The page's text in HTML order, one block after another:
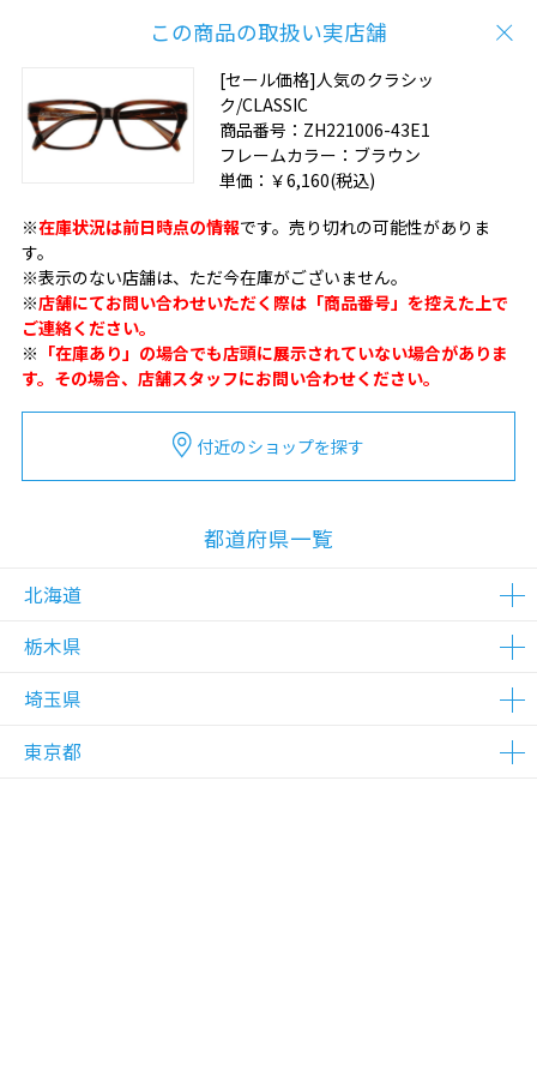
この商品の取扱い実店舗
[セール価格]人気のクラシッ
ク/CLASSIC
商品番号： ZH221006-43E1
フレームカラー： ブラウン
単価： ￥6,160(税込)
※在庫状況は前日時点の情報です。売り切れの可能性がありま
す。
※表示のない店舗は、ただ今在庫がございません。
※店舗にてお問い合わせいただく際は「商品番号」を控えた上で
ご連絡ください。
※ 「在庫あり」の場合でも店頭に展示されていない場合がありま
す。その場合、店舗スタッフにお問い合わせください。
付近のショップを探す
都道府県一覧
北海道
△在庫わずか
栃木県
△在庫わずか
埼玉県
東京都